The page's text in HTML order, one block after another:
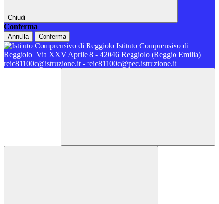
Chiudi
Conferma
Annulla Conferma
Istituto Comprensivo di
Reggiolo Via XXV Aprile 8 - 42046 Reggiolo (Reggio Emilia)
reic81100c@istruzione.it - reic81100c@pec.istruzione.it